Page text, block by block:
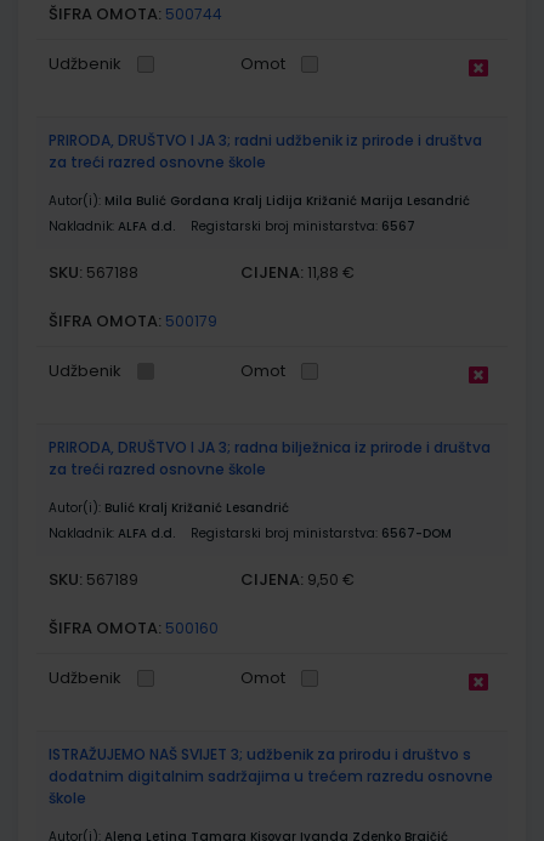
ŠIFRA OMOTA: 500744
Udžbenik Omot
PRIRODA, DRUŠTVO I JA 3; radni udžbenik iz prirode i društva
za treći razred osnovne škole
Autor(i): Mila Bulić Gordana Kralj Lidija Križanić Marija Lesandrić
Nakladnik: ALFA d.d. Registarski broj ministarstva: 6567
SKU: 567188 CIJENA: 11,88 €
ŠIFRA OMOTA: 500179
Udžbenik Omot
PRIRODA, DRUŠTVO I JA 3; radna bilježnica iz prirode i društva
za treći razred osnovne škole
Autor(i): Bulić Kralj Križanić Lesandrić
Nakladnik: ALFA d.d. Registarski broj ministarstva: 6567-DOM
SKU: 567189 CIJENA: 9,50 €
ŠIFRA OMOTA: 500160
Udžbenik Omot
ISTRAŽUJEMO NAŠ SVIJET 3; udžbenik za prirodu i društvo s
dodatnim digitalnim sadržajima u trećem razredu osnovne
škole
Autor(i): Alena Letina Tamara Kisovar Ivanda Zdenko Braičić